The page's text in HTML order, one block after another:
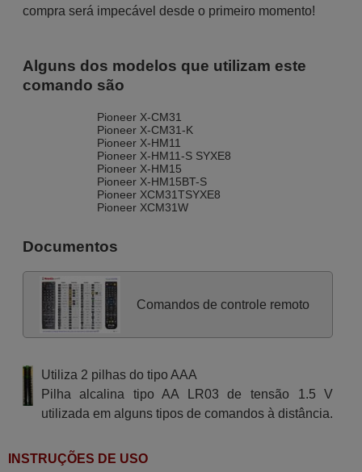
compra será impecável desde o primeiro momento!
Alguns dos modelos que utilizam este
comando são
Pioneer X-CM31
Pioneer X-CM31-K
Pioneer X-HM11
Pioneer X-HM11-S SYXE8
Pioneer X-HM15
Pioneer X-HM15BT-S
Pioneer XCM31TSYXE8
Pioneer XCM31W
Documentos
Comandos de controle remoto
Utiliza 2 pilhas do tipo AAA
Pilha alcalina tipo AA LR03 de tensão 1.5 V
utilizada em alguns tipos de comandos à distância.
INSTRUÇÕES DE USO